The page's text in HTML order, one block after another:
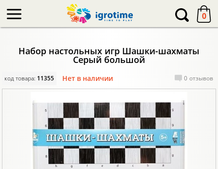
0
Набор настольных игр Шашки-шахматы
Серый большой
код товара: 11355 Нет в наличии 0 отзывов